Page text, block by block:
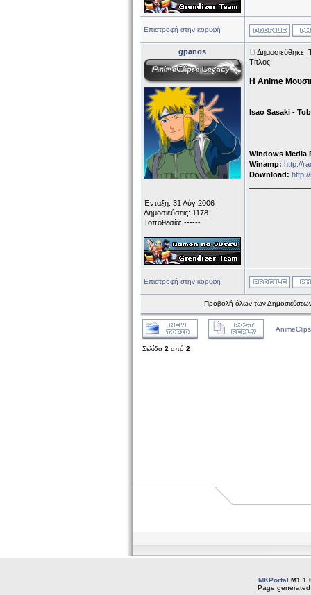
Επιστροφή στην κορυφή
gpanos
Ένταξη: 31 Αύγ 2006
Δημοσιεύσεις: 1178
Τοποθεσία: ------
Δημοσιεύθηκε:
Τίτλος:
Η Anime
Isao Sasaki -
Windows Media
Winamp: http://
Download:
Επιστροφή στην κορυφή
Προβολή όλων των
Σελίδα 2 από 2
MKPortal M1.1
Page